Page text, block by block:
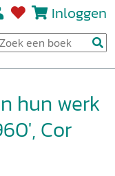
Inloggen
hun werk
Cor